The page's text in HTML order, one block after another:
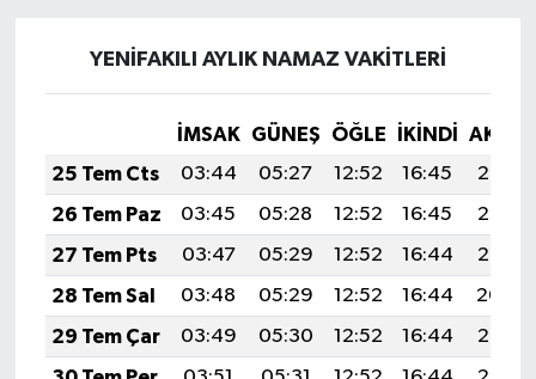
YENİFAKILI AYLIK NAMAZ VAKITLERI
İMSAK GÜNEŞ ÖĞLE İKINDI
25 Tem Cts
03:44 05:27 12:52 16:45
20:06
26 Tem Paz
03:45 05:28 12:52 16:45
20:05
27 Tem Pts
03:47 05:29 12:52 16:44
20:05
28 Tem Sal
03:48 05:29 12:52 16:44
20:04
29 Tem Çar
03:49 05:30 12:52 16:44
20:03